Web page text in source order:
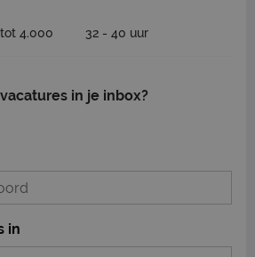
4.000 32 - 40 uur
in je inbox?
in